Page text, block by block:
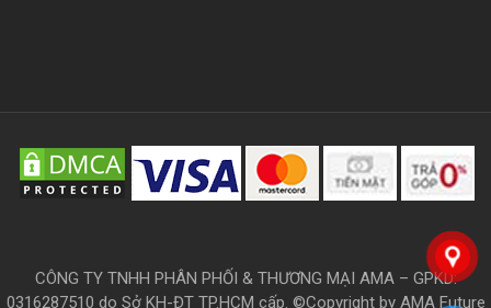
CÔNG TY TNHH PHÂN PHỐI & THƯƠNG MẠI AMA – GPKD:
0316287510 do Sở KH-ĐT TP.HCM cấp. ©Copyright by AMA Future